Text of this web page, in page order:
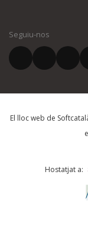
El vostre
Què
Comentari *
Seguiu-nos
El lloc web de
Hostatjat a: